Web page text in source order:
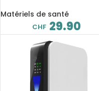
nasale, SaltPods
Matériels de santé
CHF 29.90